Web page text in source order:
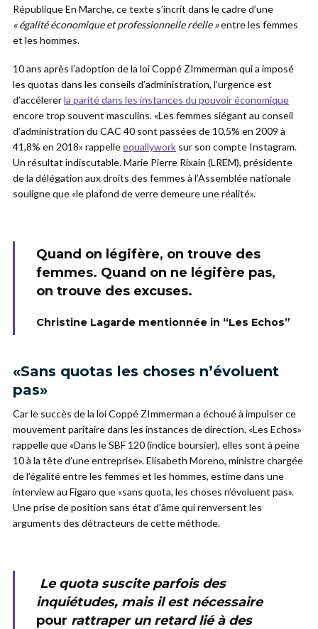
République En Marche, ce texte s’incrit dans le cadre d’une
« égalité économique et professionnelle réelle »entre les femmes
et les hommes.
10 ans après l’adoption de la loi Coppé ZImmerman qui a imposé
les quotas dans les conseils d’administration, l’urgence est
d’accélererla parité dans les instances du pouvoir économique
encore trop souvent masculins. «Les femmes siégant au conseil
d’administration du CAC 40 sont passées de 10,5% en 2009 à
41,8% en 2018» rappelleequallywork sur son compte Instagram.
Un résultat indiscutable. Marie Pierre Rixain (LREM), présidente
de la délégation aux droits des femmes à l’Assemblée nationale
souligne que «le plafond de verre demeure une réalité».
Quand on légifère, on trouve des
femmes. Quand on ne légifère pas,
on trouve des excuses.
Christine Lagarde mentionnée in “Les Echos”
«Sans quotas les choses n’évoluent
pas»
Car le succès de la loi Coppé ZImmerman a échoué à impulser ce
mouvement paritaire dans les instances de direction. «Les Echos»
rappelle que «Dans le SBF 120 (indice boursier), elles sont à peine
10 à la tête d’une entreprise». Elisabeth Moreno, ministre chargée
de l’égalité entre les femmes et les hommes, estime dans une
interview au Figaro que «sans quota, les choses n’évoluent pas».
Une prise de position sans état d’âme qui renversent les
arguments des détracteurs de cette méthode.
Le quota suscite parfois des
inquiétudes, mais il est nécessaire
pour rattraper un retard lié à des